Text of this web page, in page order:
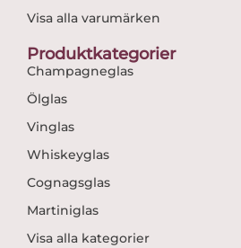
Visa alla varumärken
Produktkategorier
Champagneglas
Ölglas
Vinglas
Whiskeyglas
Cognagsglas
Martiniglas
Visa alla kategorier